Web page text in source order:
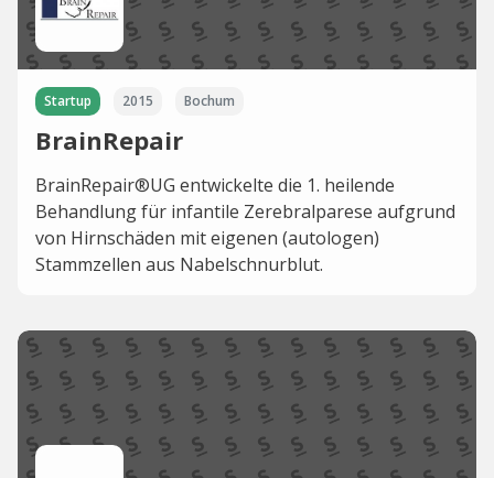
Startup 2015 Bochum
BrainRepair
BrainRepair®UG entwickelte die 1. heilende
Behandlung für infantile Zerebralparese aufgrund
von Hirnschäden mit eigenen (autologen)
Stammzellen aus Nabelschnurblut.